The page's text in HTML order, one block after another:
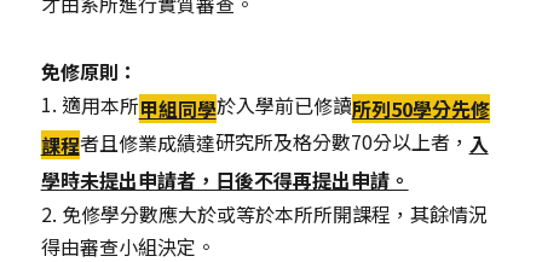
免修原則：
1. 適用本所甲組同學於入學前已修讀所列50學分先修
課程者且修業成績達研究所及格分數70分以上者， 入
學時未提出申請者，日後不得再提出申請。
2. 免修學分數應大於或等於本所所開課程，其餘情況
得由審查小組決定。